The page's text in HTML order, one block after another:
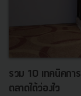
รวม 10 เทคนิคก
ตลาดได้ว่องไว